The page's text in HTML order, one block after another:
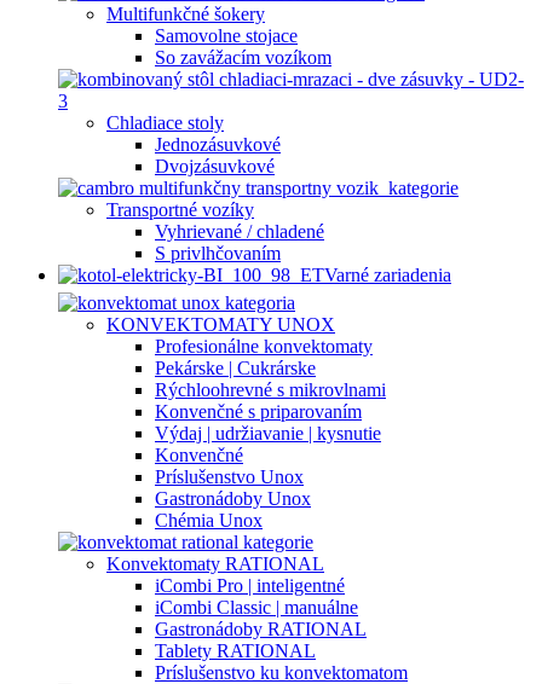
Multifunkčné šokery
Samovolne stojace
So zavážacím vozíkom
Chladiace stoly
Jednozásuvkové
Dvojzásuvkové
Transportné vozíky
Vyhrievané / chladené
S privlhčovaním
Varné zariadenia
KONVEKTOMATY UNOX
Profesionálne konvektomaty
Pekárske | Cukrárske
Rýchloohrevné s mikrovlnami
Konvenčné s priparovaním
Výdaj | udržiavanie | kysnutie
Konvenčné
Príslušenstvo Unox
Gastronádoby Unox
Chémia Unox
Konvektomaty RATIONAL
iCombi Pro | inteligentné
iCombi Classic | manuálne
Gastronádoby RATIONAL
Tablety RATIONAL
Príslušenstvo ku konvektomatom